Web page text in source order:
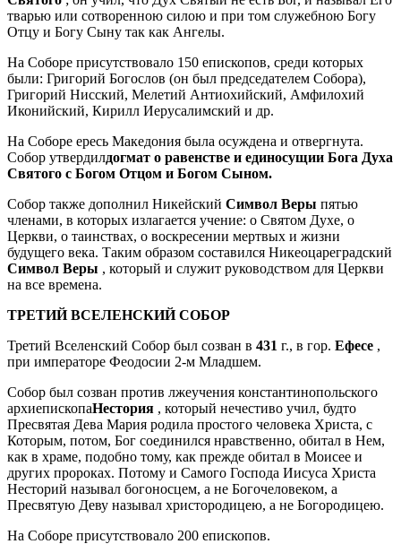
тварью или сотворенною силою и при том служебною Богу
Отцу и Богу Сыну так как Ангелы.
На Соборе присутствовало 150 епископов, среди которых
были: Григорий Богослов (он был председателем Собора),
Григорий Нисский, Мелетий Антиохийский, Амфилохий
Иконийский, Кирилл Иерусалимский и др.
На Соборе ересь Македония была осуждена и отвергнута.
Собор утвердилдогмат о равенстве и единосущии Бога Духа
Святого с Богом Отцом и Богом Сыном.
Собор также дополнил Никейский Символ Веры пятью
членами, в которых излагается учение: о Святом Духе, о
Церкви, о таинствах, о воскресении мертвых и жизни
будущего века. Таким образом составился Никеоцареградский
Символ Веры , который и служит руководством для Церкви
на все времена.
ТРЕТИЙ ВСЕЛЕНСКИЙ СОБОР
Третий Вселенский Собор был созван в 431 г., в гор. Ефесе ,
при императоре Феодосии 2-м Младшем.
Собор был созван против лжеучения константинопольского
архиепископаНестория , который нечестиво учил, будто
Пресвятая Дева Мария родила простого человека Христа, с
Которым, потом, Бог соединился нравственно, обитал в Нем,
как в храме, подобно тому, как прежде обитал в Моисее и
других пророках. Потому и Самого Господа Иисуса Христа
Несторий называл богоносцем, а не Богочеловеком, а
Пресвятую Деву называл христородицею, а не Богородицею.
На Соборе присутствовало 200 епископов.